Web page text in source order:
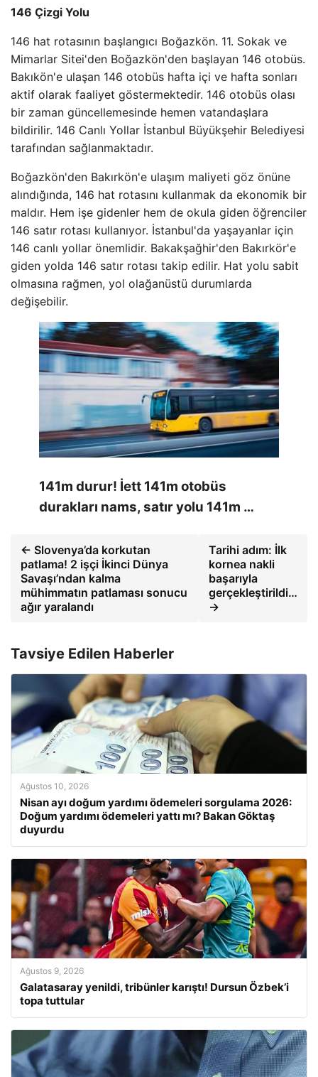
146 Çizgi Yolu
146 hat rotasının başlangıcı Boğazkön. 11. Sokak ve
Mimarlar Sitei'den Boğazkön'den başlayan 146 otobüs.
Bakıkön'e ulaşan 146 otobüs hafta içi ve hafta sonları
aktif olarak faaliyet göstermektedir. 146 otobüs olası
bir zaman güncellemesinde hemen vatandaşlara
bildirilir. 146 Canlı Yollar İstanbul Büyükşehir Belediyesi
tarafından sağlanmaktadır.
Boğazkön'den Bakırkön'e ulaşım maliyeti göz önüne
alındığında, 146 hat rotasını kullanmak da ekonomik bir
maldır. Hem işe gidenler hem de okula giden öğrenciler
146 satır rotası kullanıyor. İstanbul'da yaşayanlar için
146 canlı yollar önemlidir. Bakakşağhir'den Bakırkör'e
giden yolda 146 satır rotası takip edilir. Hat yolu sabit
olmasına rağmen, yol olağanüstü durumlarda
değişebilir.
141m durur! İett 141m otobüs
durakları nams, satır yolu 141m …
← Slovenya’da korkutan
patlama! 2 işçi İkinci Dünya
Savaşı’ndan kalma
mühimmatın patlaması sonucu
ağır yaralandı
Tarihi adım: İlk
kornea nakli
başarıyla
gerçekleştirildi…
→
Tavsiye Edilen Haberler
Ağustos 10, 2026
Nisan ayı doğum yardımı ödemeleri sorgulama 2026:
Doğum yardımı ödemeleri yattı mı? Bakan Göktaş
duyurdu
Ağustos 9, 2026
Galatasaray yenildi, tribünler karıştı! Dursun Özbek’i
topa tuttular